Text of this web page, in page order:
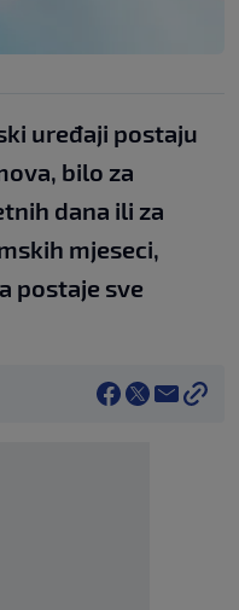
uređaji postaju
bilo za
dana ili za
mjeseci,
postaje sve